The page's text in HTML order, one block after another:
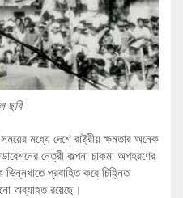
ছবি
মধ্যে দেশে রাষ্ট্রীয় ক্ষমতার অনেক
নেত্রী কল্পনা চাকমা অপহরণের
প্রবাহিত করে চিহ্নিত
অব্যাহত রয়েছে।